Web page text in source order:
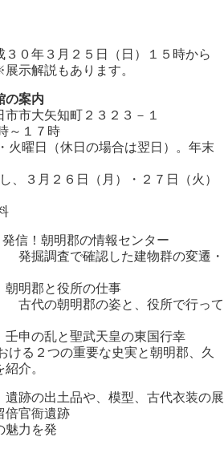
５日（日）１５時から
あります。
の案内
矢知町２３２３－１
１７時
（休日の場合は翌日）。年末
日（月）・２７日（火）
朝明郡の情報センター
した建物群の変遷・
役所の仕事
姿と、役所で行って
聖武天皇の東国行幸
ける２つの重要な史実と朝明郡、久
介。
、模型、古代衣装の展
留倍官衙遺跡
発